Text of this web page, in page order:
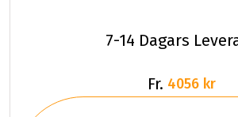
7-14 Dagars
Fr. 4056 kr